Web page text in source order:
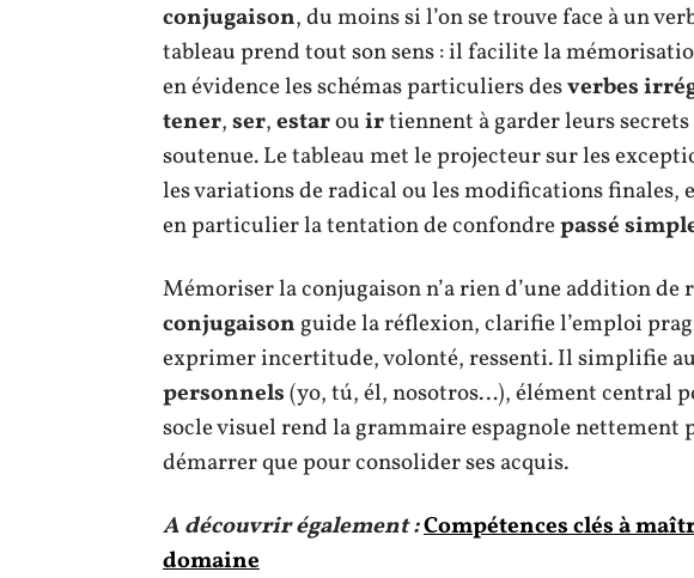
conjugaison, du moins si l’on se trouve face à un
tableau prend tout son sens : il facilite la
en évidence les schémas particuliers desverbes
tener,ser,estarouirtiennent à garder leurs
soutenue. Le tableau met le projecteur sur les
les variations de radical ou les modifications finales,
en particulier la tentation de confondrepassé
Mémoriser la conjugaison n’a rien d’une addition de
conjugaison guide la réflexion, clarifie l’emploi
exprimer incertitude, volonté, ressenti. Il simplifie
personnels(yo, tú, él, nosotros…), élément central
socle visuel rend la grammaire espagnole nettement
démarrer que pour consolider ses acquis.
A découvrir également :Compétences clés à
domaine